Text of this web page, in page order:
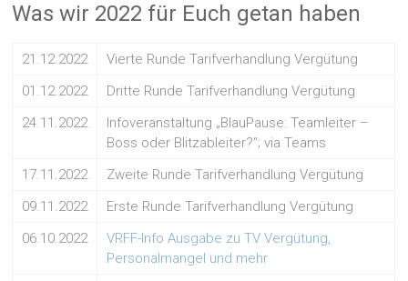
Was wir 2022 für Euch getan haben
21.12.2022
Vierte Runde Tarifverhandlung Vergütung
01.12.2022
Dritte Runde Tarifverhandlung Vergütung
24.11.2022
Infoveranstaltung „BlauPause: Teamleiter –
Boss oder Blitzableiter?“; via Teams
17.11.2022
Zweite Runde Tarifverhandlung Vergütung
09.11.2022
Erste Runde Tarifverhandlung Vergütung
06.10.2022
VRFF-Info Ausgabe zu TV Vergütung,
Personalmangel und mehr